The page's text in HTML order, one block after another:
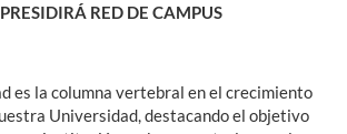
RED DE CAMPUS
es la columna vertebral en el crecimiento
Universidad, destacando el objetivo